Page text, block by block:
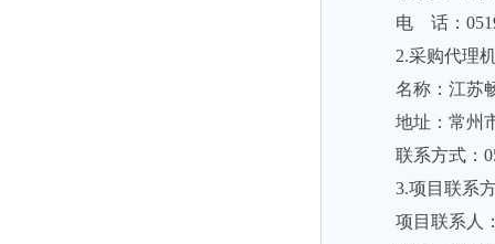
电 话：
2.采购代理
名称：江苏
地址：常州
联系方式：
3.项目联系
项目联系人